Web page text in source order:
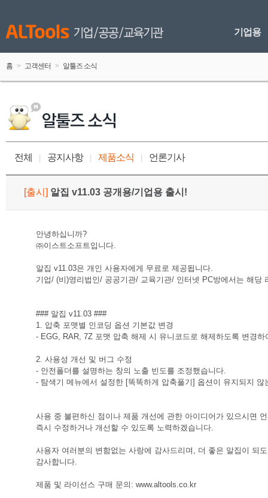
기업용
홈 > 고객센터 > 알툴즈 소식
전체 공지사항 제품소식 언론기사
[출시 ] 알집 v11.03 공개용/기업용 출시!
안녕하십니까?
㈜이스트소프트입니다.
알집 v11.03은 개인 사용자에게 무료로 제공됩니다.
기업/ (비)영리법인/ 공공기관/ 교육기관/ 인터넷 PC방에서는 해당
### 알집 v11.03 ###
1. 압축 포맷별 인코딩 옵션 기본값 변경
- EGG, RAR, 7Z 포맷 압축 해제 시 유니코드로 해제하도록 변경
2. 사용성 개선 및 버그 수정
- 안전폴더를 설명하는 창의 노출 빈도를 조정했습니다.
- 탐색기 메뉴에서 설정한 [똑똑하게 압축풀기] 옵션이 유지되지 않
사용 중 불편하신 점이나 제품 개선에 관한 아이디어가 있으시면
즉시 수정하거나 개선할 수 있도록 노력하겠습니다.
사용자 여러분의 변함없는 사랑에 감사드리며, 더 좋은 알집이 되
감사합니다.
제품 및 라이선스 구매 문의: www.altools.co.kr